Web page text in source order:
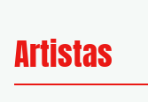
Artistas